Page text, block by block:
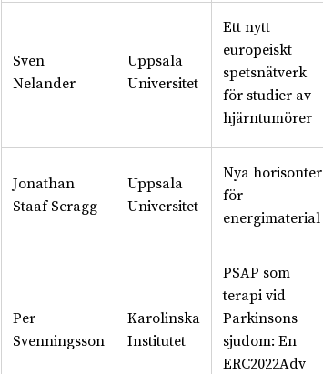
Sven
Nelander
Uppsala
Universitet
Ett nytt
europeiskt
spetsnätverk
för studier av
hjärntumörer
Jonathan
Staaf Scragg
Uppsala
Universitet
Nya horisonter
för
energimaterial
Per
Svenningsson
Karolinska
Institutet
PSAP som
terapi vid
Parkinsons
sjudom: En
ERC2022Adv